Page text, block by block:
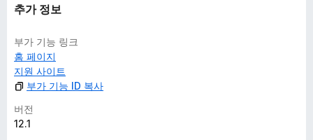
추가 정보
부가 기능 링크
홈 페이지
지원 사이트
부가 기능 ID 복사
버전
12.1